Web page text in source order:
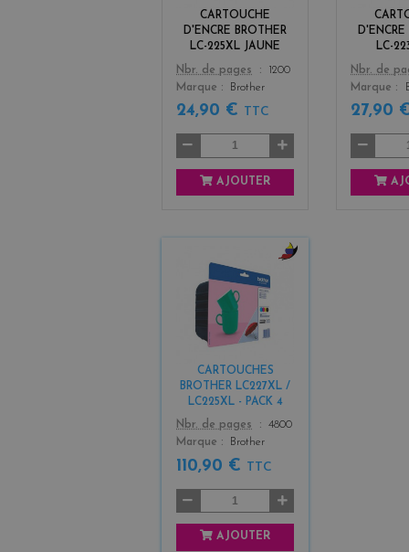
CARTOUCHE
D'ENCRE BROTHER
LC-225XL JAUNE
Color
Nbr. de pages
1200
Marque
Brother
24,90 € TTC
AJOUTER
D'ENCRE
LC-
Color
Nbr. de
Marque
27,90
CARTOUCHES
BROTHER LC227XL /
LC225XL - PACK 4
Color
Nbr. de pages
4800
Marque
Brother
110,90 € TTC
AJOUTER